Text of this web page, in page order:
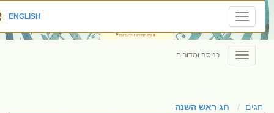
Toggle
navigation
ENGLISH
|
Toggle
navigation
כניסה ומדורים
חגים חג ראש השנה